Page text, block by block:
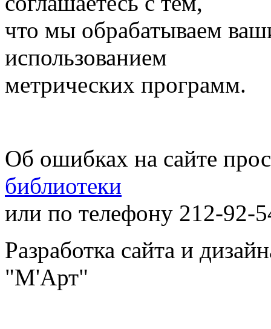
что мы обрабатываем
использованием
метрических программ.
Об ошибках на сайте
библиотеки
или по телефону 212-92-
Разработка сайта и
"М'Арт"